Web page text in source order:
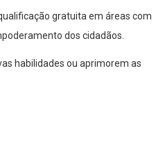
gratuita em áreas com
dos cidadãos.
habilidades ou aprimorem as